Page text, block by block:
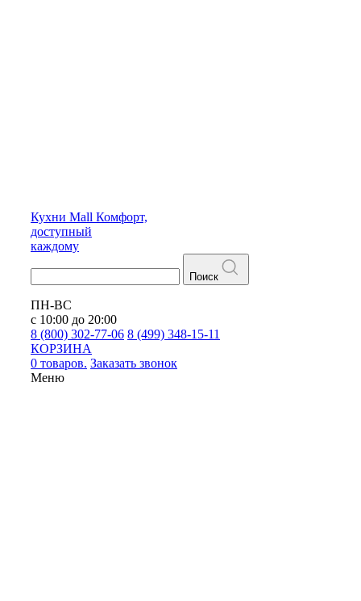
Кухни Mall Комфорт,
доступный
каждому
Поиск
ПН-ВС
с 10:00 до 20:00
8 (800) 302-77-06 8 (499) 348-15-11
КОРЗИНА
0 товаров. Заказать звонок
Меню